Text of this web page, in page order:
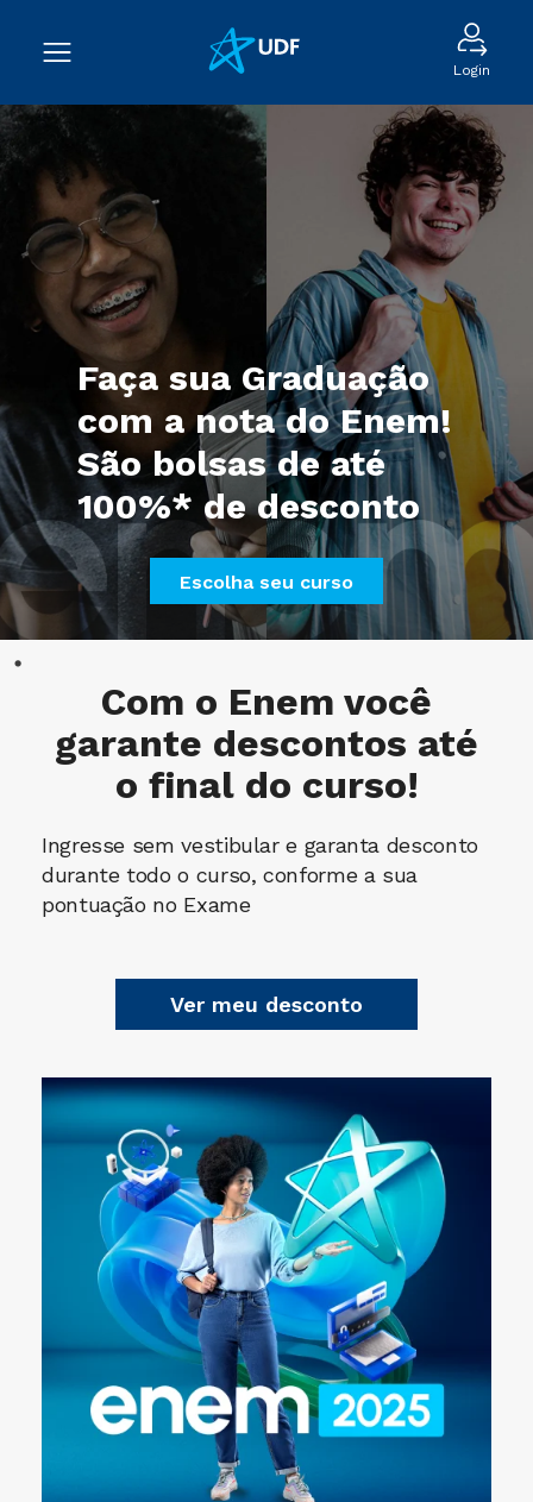
Login
Faça sua Graduação
com a nota do Enem!
São bolsas de até
100%* de desconto
Escolha seu curso
Com o Enem você
garante descontos até
o final do curso!
Ingresse sem vestibular e garanta desconto
durante todo o curso, conforme a sua
pontuação no Exame
Ver meu desconto